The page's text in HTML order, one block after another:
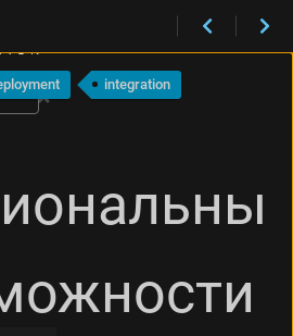
integration